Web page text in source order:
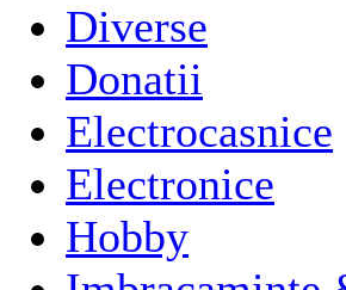
Diverse
Donatii
Electrocasnice
Electronice
Hobby